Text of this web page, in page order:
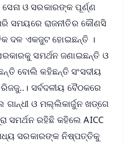
ଓ ସରକାରଙ୍କ ପୂର୍ଣ୍ଣ
ସମୟରେ ରାଜନୀତିର କୌଣସି
ଦଳ ଏକଜୁଟ ହୋଇଛନ୍ତି ।
ସମର୍ଥନ ଜଣାଇଛନ୍ତି ଓ
ବୋଲି କହିଛନ୍ତି ସଂସଦୀୟ
ସର୍ବଦଳୀୟ ବୈଠକରେ
ଓ ମଲ୍ଲିକାର୍ଜୁନ ଖଡ୍‌ଗେ
ସମର୍ଥନ ରହିଛି କହିଲେ AICC
ସରକାରଙ୍କ ନିଷ୍ପତ୍ତିକୁ